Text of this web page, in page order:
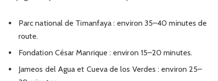
Parc national de Timanfaya : environ 35–40 minutes de
route.
Fondation César Manrique : environ 15–20 minutes.
Jameos del Agua et Cueva de los Verdes : environ 25–